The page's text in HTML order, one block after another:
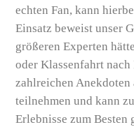
echten Fan, kann
Einsatz beweist unser
größeren Experten
oder Klassenfahrt
zahlreichen Anekdoten
teilnehmen und kann
Erlebnisse zum Besten